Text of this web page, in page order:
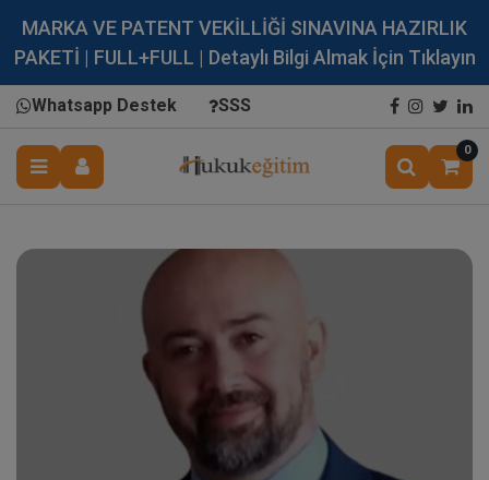
MARKA VE PATENT VEKİLLİĞİ SINAVINA HAZIRLIK
PAKETİ | FULL+FULL | Detaylı Bilgi Almak İçin Tıklayın
Whatsapp Destek SSS
0